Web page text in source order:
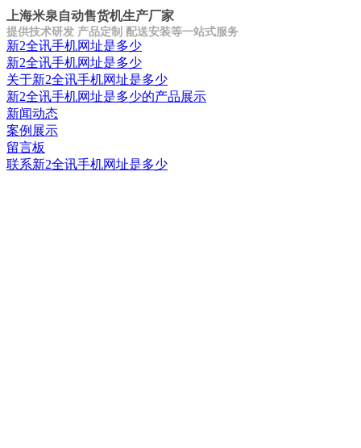
上海米泉自动售货机生产厂家
提供技术研发 产品定制 配送安装等一站式服务
新2全讯手机网址是多少
新2全讯手机网址是多少
关于新2全讯手机网址是多少
新2全讯手机网址是多少的产品展示
新闻动态
案例展示
留言板
联系新2全讯手机网址是多少